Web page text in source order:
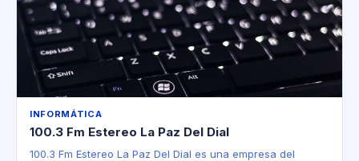
INFORMÁTICA
100.3 Fm Estereo La Paz Del Dial
100.3 Fm Estereo La Paz Del Dial es una empresa del